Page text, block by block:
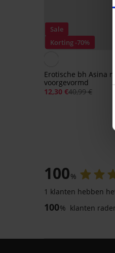
Sale
Korting -70%
Erotische bh Asina
voorgevormd
12,30 €40,99 €
100%
1 klanten hebben
100% klanten